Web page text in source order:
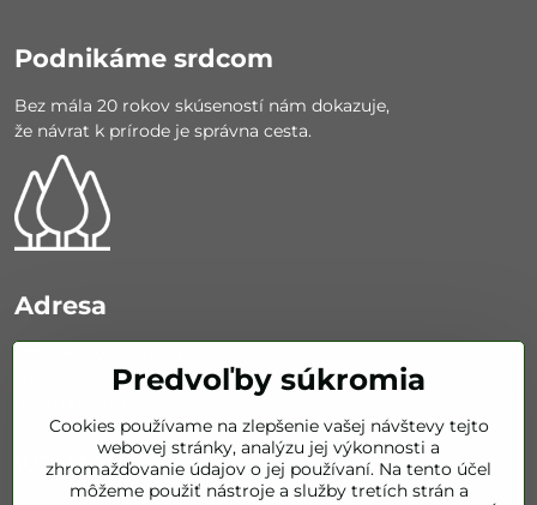
Podnikáme srdcom
Bez mála 20 rokov skúseností nám dokazuje,
že návrat k prírode je správna cesta.
Adresa
Nemocničná 626/67
KONTAKT
Predvoľby súkromia
Cookies používame na zlepšenie vašej návštevy tejto
webovej stránky, analýzu jej výkonnosti a
zhromažďovanie údajov o jej používaní. Na tento účel
môžeme použiť nástroje a služby tretích strán a